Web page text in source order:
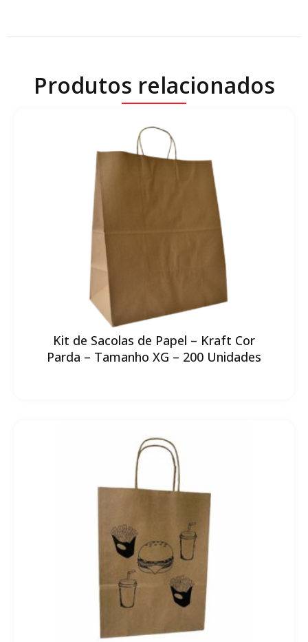
Produtos relacionados
Kit de Sacolas de Papel – Kraft Cor
Parda – Tamanho XG – 200 Unidades